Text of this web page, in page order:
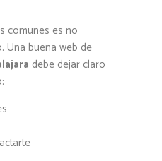
comunes es no
Una buena web de
debe dejar claro